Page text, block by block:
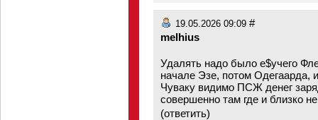
19.05.2026 09:09 #
melhius
Удалять надо было е$учего
начале Эзе, потом Одегаарда,
Чуваку видимо ПСЖ денег
совершенно там где и близко
(ответить)